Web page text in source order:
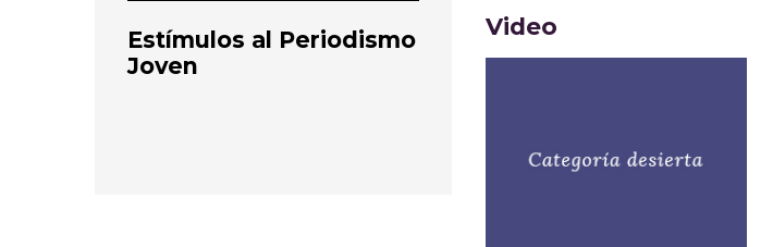
Estímulos al Periodismo
Joven
Video